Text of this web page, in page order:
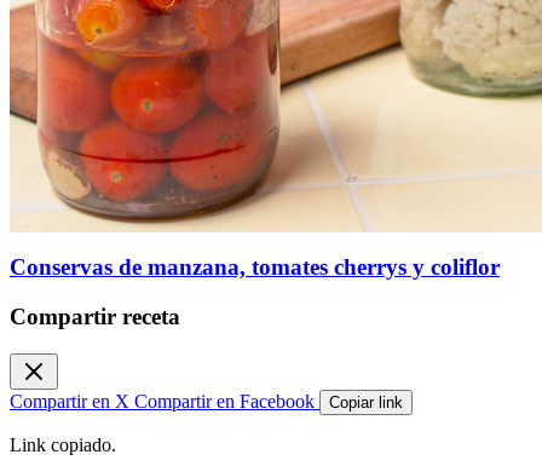
Conservas de manzana, tomates cherrys y coliflor
Compartir receta
Compartir en X Compartir en Facebook Copiar link
Link copiado.